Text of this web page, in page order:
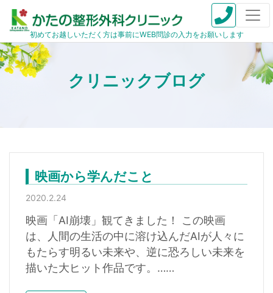
初めてお越しいただく方は事前にWEB問診の入力をお願いします
映画から学んだこと
2020.2.24
映画「AI崩壊」観てきました！ この映画
は、人間の生活の中に溶け込んだAIが人々に
もたらす明るい未来や、逆に恐ろしい未来を
描いた大ヒット作品です。……